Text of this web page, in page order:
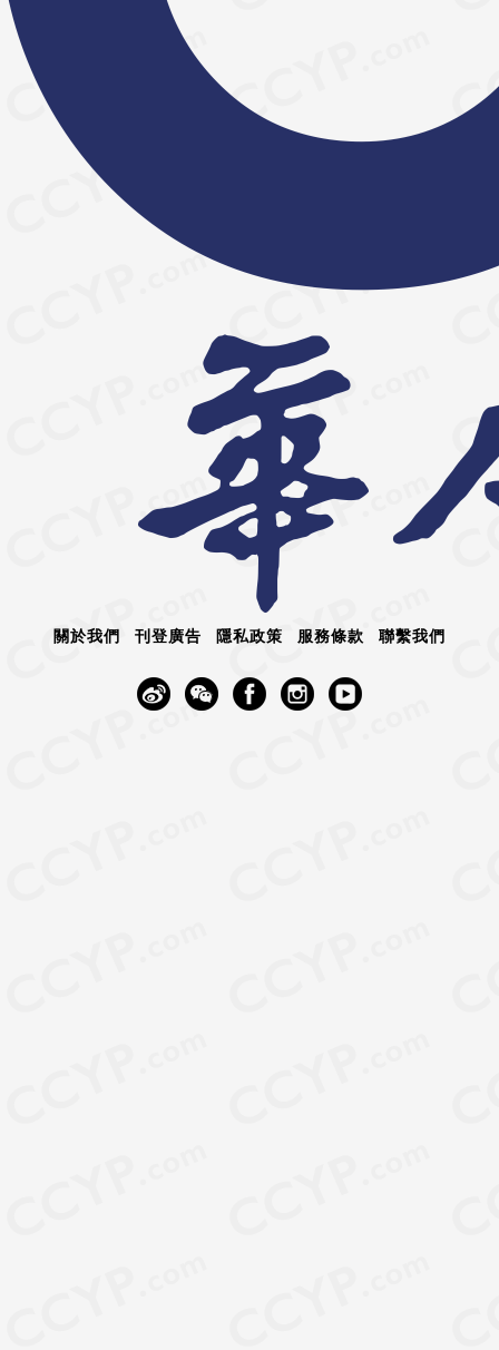
關於我們 刊登廣告 隱私政策 服務條款 聯繫我們